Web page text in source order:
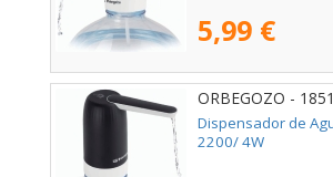
5,99 €
ORBEGOZO -
Dispensador de
2200/ 4W